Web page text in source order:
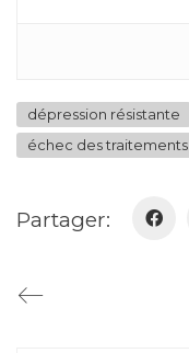
dépression résistante
échec des traitements
Partager: